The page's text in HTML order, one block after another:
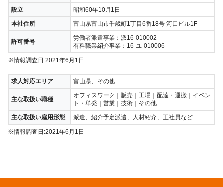
設立
昭和60年10月1日
本社住所
富山県富山市千歳町1丁目6番18号 河口ビル1F
許可番号
労働者派遣事業：派16-010002
有料職業紹介事業：16-ユ-010006
※情報調査日:2021年6月1日
求人対応エリア 富山県、その他
主な取扱い職種
オフィスワーク｜販売｜工場｜配達・運搬｜イベン
ト・単発｜営業｜技術｜その他
主な取扱い雇用形態
派遣、紹介予定派遣、人材紹介、正社員など
※情報調査日:2021年6月1日